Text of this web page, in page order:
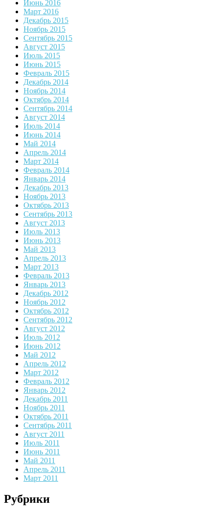
Июнь 2016
Март 2016
Декабрь 2015
Ноябрь 2015
Сентябрь 2015
Август 2015
Июль 2015
Июнь 2015
Февраль 2015
Декабрь 2014
Ноябрь 2014
Октябрь 2014
Сентябрь 2014
Август 2014
Июль 2014
Июнь 2014
Май 2014
Апрель 2014
Март 2014
Февраль 2014
Январь 2014
Декабрь 2013
Ноябрь 2013
Октябрь 2013
Сентябрь 2013
Август 2013
Июль 2013
Июнь 2013
Май 2013
Апрель 2013
Март 2013
Февраль 2013
Январь 2013
Декабрь 2012
Ноябрь 2012
Октябрь 2012
Сентябрь 2012
Август 2012
Июль 2012
Июнь 2012
Май 2012
Апрель 2012
Март 2012
Февраль 2012
Январь 2012
Декабрь 2011
Ноябрь 2011
Октябрь 2011
Сентябрь 2011
Август 2011
Июль 2011
Июнь 2011
Май 2011
Апрель 2011
Март 2011
Рубрики